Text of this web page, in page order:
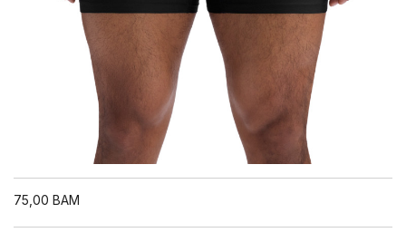
75,00 BAM